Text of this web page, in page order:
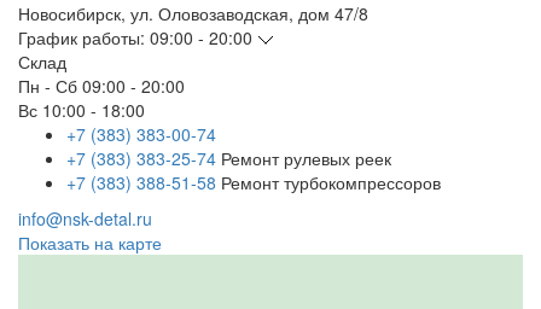
Новосибирск, ул. Оловозаводская, дом 47/8
График работы: 09:00 - 20:00
Склад
Пн - Сб 09:00 - 20:00
Вс 10:00 - 18:00
+7 (383) 383-00-74
+7 (383) 383-25-74 Ремонт рулевых реек
+7 (383) 388-51-58 Ремонт турбокомпрессоров
info@nsk-detal.ru
Показать на карте